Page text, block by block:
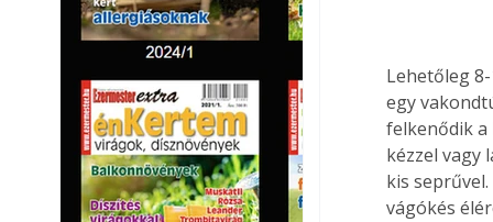
Lehetőleg
egy
felkenődik a
kézzel vagy
kis
vágókés